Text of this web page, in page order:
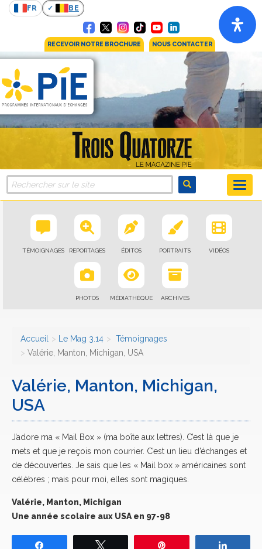
FR BE
RECEVOIR NOTRE BROCHURE NOUS CONTACTER
TÉMOIGNAGES REPORTAGES ÉDITOS PORTRAITS VIDÉOS
PHOTOS MÉDIATHÈQUE ARCHIVES
Accueil Le Mag 3.14
Témoignages
Valérie, Manton, Michigan, USA
Valérie, Manton, Michigan,
USA
J’adore ma « Mail Box » (ma boîte aux lettres). C’est là que je
mets et que je reçois mon courrier. C’est un lieu d’échanges et
de découvertes. Je sais que les « Mail box » américaines sont
célèbres ; mais pour moi, elles sont magiques.
Valérie, Manton, Michigan
Une année scolaire aux USA en 97-98